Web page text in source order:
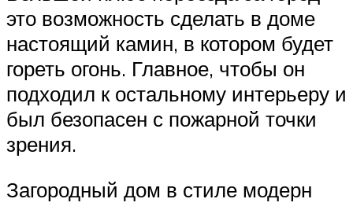
это возможность сделать в доме
настоящий камин, в котором будет
гореть огонь. Главное, чтобы он
подходил к остальному интерьеру и
был безопасен с пожарной точки
зрения.
Загородный дом в стиле модерн